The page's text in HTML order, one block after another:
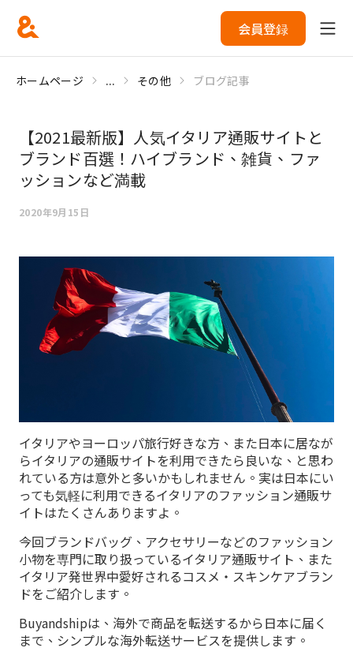
会員登録
ホームページ ... その他 ブログ記事
【2021最新版】人気イタリア通販サイトと
ブランド百選！ハイブランド、雑貨、ファ
ッションなど満載
2020年9月15日
イタリアやヨーロッパ旅行好きな方、また日本に居なが
らイタリアの通販サイトを利用できたら良いな、と思わ
れている方は意外と多いかもしれません。実は日本にい
っても気軽に利用できるイタリアのファッション通販サ
イトはたくさんありますよ。
今回ブランドバッグ、アクセサリーなどのファッション
小物を専門に取り扱っているイタリア通販サイト、また
イタリア発世界中愛好されるコスメ・スキンケアブラン
ドをご紹介します。
Buyandshipは、海外で商品を転送するから日本に届く
まで、シンプルな海外転送サービスを提供します。